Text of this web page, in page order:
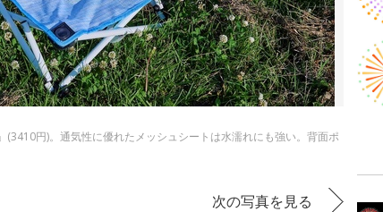
円)。通気性に優れたメッシュシートは水濡れにも強い。背面ポ
次の写真を見る